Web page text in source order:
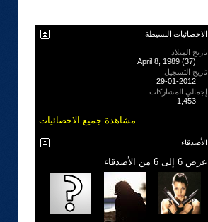
الاحصائيات البسيطة
تاريخ الميلاد
April 8, 1989 (37)
تاريخ التسجيل
29-01-2012
إجمالي المشاركات
1,453
مشاهدة جميع الاحصائيات
الأصدقاء
عرض 6 إلى 6 من الأصدقاء